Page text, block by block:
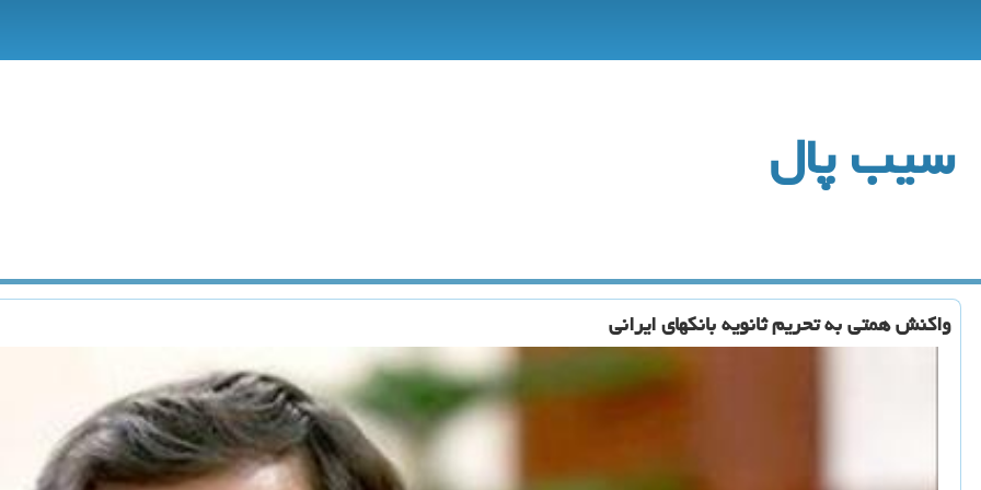
سیب پال
واكنش همتی به تحریم ثانویه بانكهای ایرانی